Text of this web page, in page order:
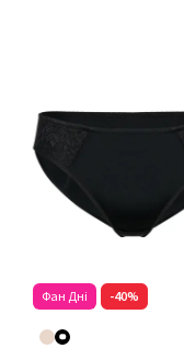
Фан Дні -40%